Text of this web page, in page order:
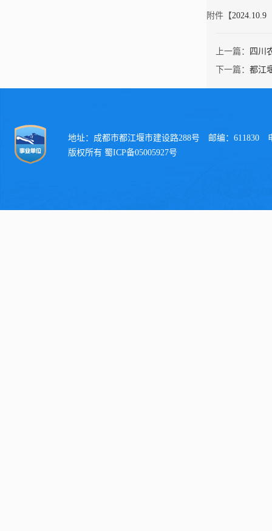
附件【2024.10.9
上一篇：
四川
下一篇： 都江
地址：成都市都江堰市建设路288号 邮编：611830
版权所有 蜀ICP备05005927号